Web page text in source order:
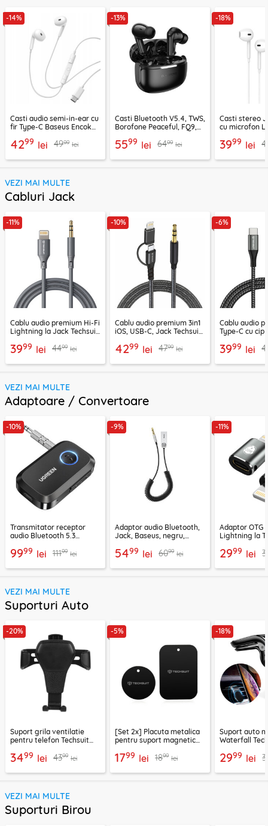
-14%
Casti audio semi-in-ear cu
fir Type-C Baseus Encok
4299 lei 4999 lei
-13%
Casti Bluetooth V5.4, TWS,
Borofone Peaceful, FQ9,
5599 lei 6499 lei
-18%
Casti stereo
cu microfon
3999 lei
VEZI MAI MULTE
Cabluri Jack
-11%
Cablu audio premium Hi-Fi
Lightning la Jack Techsuit
3999 lei 4499 lei
-10%
Cablu audio premium 3in1
iOS, USB-C, Jack Techsuit
4299 lei 4799 lei
-6%
Cablu audio
Type-C cu cip
1m
3999 lei
VEZI MAI MULTE
Adaptoare / Convertoare
-10%
Transmitator receptor
audio Bluetooth 5.3
9999 lei 11199 lei
-9%
Adaptor audio Bluetooth,
Jack, Baseus, negru,
5499 lei 6099 lei
-11%
Adaptor OTG
Lightning la
2999 lei
VEZI MAI MULTE
Suporturi Auto
-20%
Suport grila ventilatie
pentru telefon Techsuit
3499 lei 4399 lei
-5%
[Set 2x] Placuta metalica
pentru suport magnetic
negru
1799 lei 1899 lei
-18%
Suport auto
Waterfall
2999 lei
VEZI MAI MULTE
Suporturi Birou